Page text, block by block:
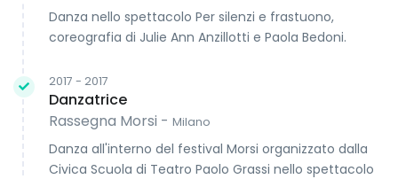
Danza nello spettacolo Per silenzi e frastuono,
coreografia di Julie Ann Anzillotti e Paola Bedoni.
2017 - 2017
Danzatrice
Rassegna Morsi - Milano
Danza all'interno del festival Morsi organizzato dalla
Civica Scuola di Teatro Paolo Grassi nello spettacolo